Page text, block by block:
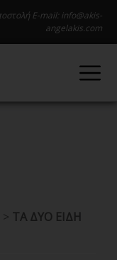
E-mail: info@akis-
angelakis.com
> ΤΑ ΔΥΟ ΕΙΔΗ